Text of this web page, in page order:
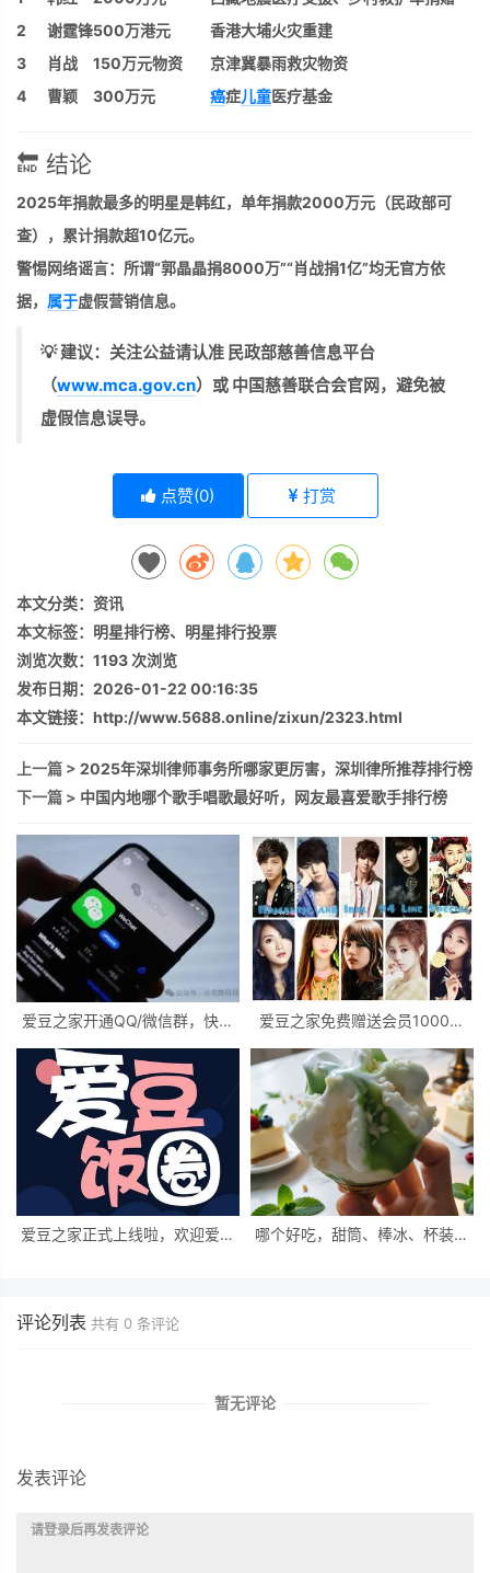
2
谢霆锋500万港元
香港大埔火灾重建
3
肖战 150万元物资
京津冀暴雨救灾物资
4
曹颖 300万元 癌症儿童医疗基金
🔚 结论
2025年捐款最多的明星是韩红，单年捐款2000万元（民政部可
查），累计捐款超10亿元。
警惕网络谣言：所谓“郭晶晶捐8000万”“肖战捐1亿”均无官方依
据， 属于虚假营销信息。
💡 建议：关注公益请认准 民政部慈善信息平台
（www.mca.gov.cn）或 中国慈善联合会官网，避免被
虚假信息误导。
点赞(0) 打赏
本文分类： 资讯
本文标签： 明星排行榜、 明星排行投票
浏览次数： 1193 次浏览
发布日期：2026-01-22 00:16:35
本文链接： http://www.5688.online/zixun/2323.html
上一篇 > 2025年深圳律师事务所哪家更厉害，深圳律所推荐排行榜
下一篇 > 中国内地哪个歌手唱歌最好听，网友最喜爱歌手排行榜
爱豆之家开通QQ/微信群，快来
爱豆之家免费赠送会员1000积
爱豆之家正式上线啦，欢迎爱豆
哪个好吃，甜筒、棒冰、杯装：
评论列表 共有 0 条评论
暂无评论
发表评论